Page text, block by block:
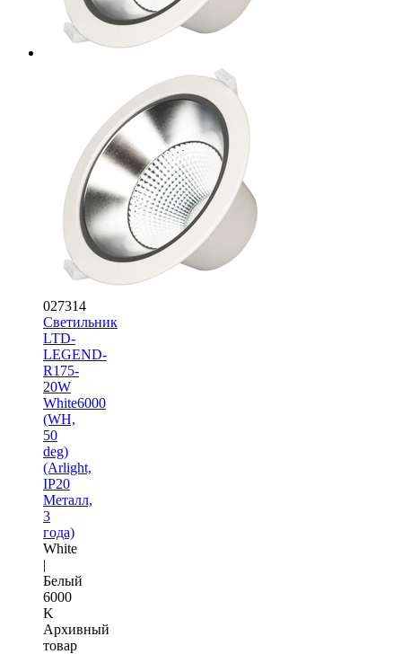
027314
Светильник
LTD-
LEGEND-
R175-
20W
White6000
(WH,
50
deg)
(Arlight,
IP20
Металл,
3
года)
White
|
Белый
6000
K
Архивный
товар